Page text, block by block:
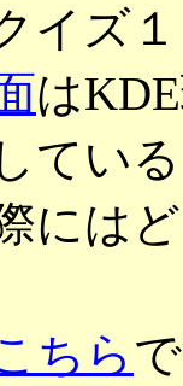
イズ１
は
てい
には
ちら